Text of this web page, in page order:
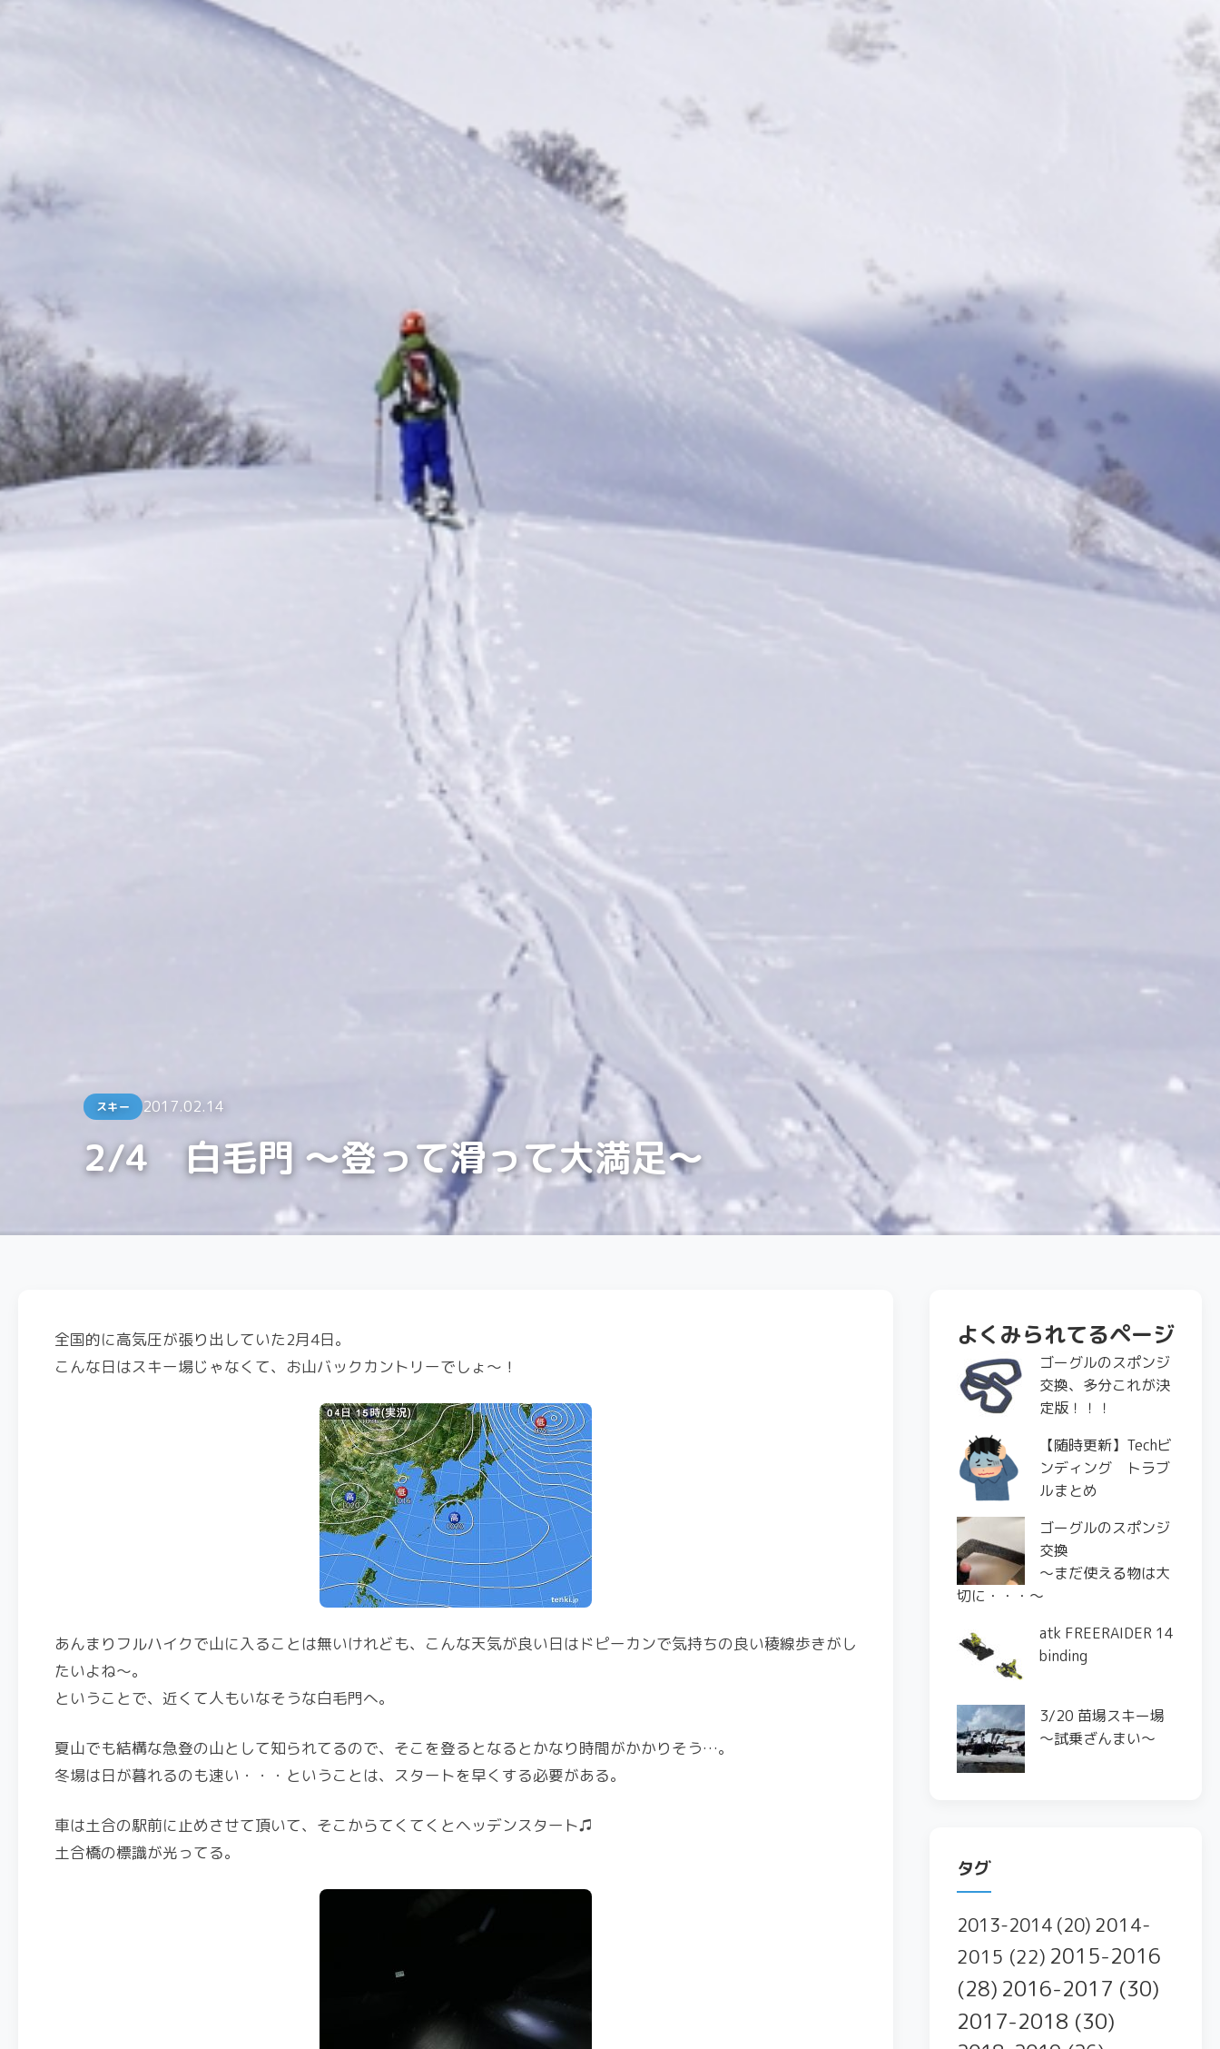
スキー 2017.02.14
2/4 白毛門 ～登って滑って大満足～
全国的に高気圧が張り出していた2月4日。
こんな日はスキー場じゃなくて、お山バックカントリーでしょ～！
あんまりフルハイクで山に入ることは無いけれども、こんな天気が良い日はドピーカンで気持ちの良い稜線歩きがし
たいよね～。
ということで、近くて人もいなそうな白毛門へ。
夏山でも結構な急登の山として知られてるので、そこを登るとなるとかなり時間がかかりそう…。
冬場は日が暮れるのも速い・・・ということは、スタートを早くする必要がある。
車は土合の駅前に止めさせて頂いて、そこからてくてくとヘッデンスタート♫
土合橋の標識が光ってる。
よくみられてるページ
ゴーグルのスポンジ
交換、多分これが決
定版！！！
【随時更新】Techビ
ンディング トラブ
ルまとめ
ゴーグルのスポンジ
交換
〜まだ使える物は大
切に・・・〜
atk FREERAIDER 14
binding
3/20 苗場スキー場
〜試乗ざんまい〜
タグ
2013-2014 (20) 2014-
2015 (22) 2015-2016
(28) 2016-2017 (30)
2017-2018 (30)